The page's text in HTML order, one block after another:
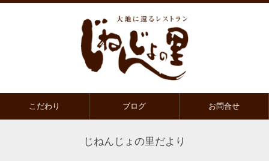
こだわり ブログ お問合せ
じねんじょの里だより